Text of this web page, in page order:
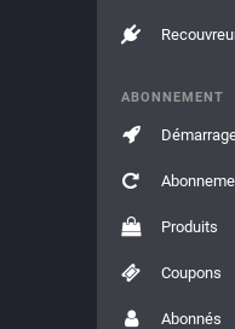
ABONNEMENT
Produits
Coupons
Abonnés